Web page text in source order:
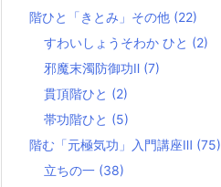
階ひと「きとみ」その他 (22)
すわいしょうそわか ひと (2)
邪魔末濁防御功Ⅱ (7)
貫頂階ひと (2)
帯功階ひと (5)
階む「元極気功」入門講座Ⅲ (75)
立ちの一 (38)